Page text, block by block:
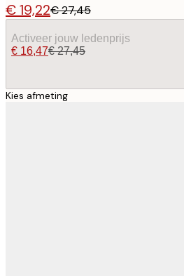
€ 19,22€ 27,45
Activeer jouw ledenprijs
€ 16,47€ 27,45
Kies afmeting